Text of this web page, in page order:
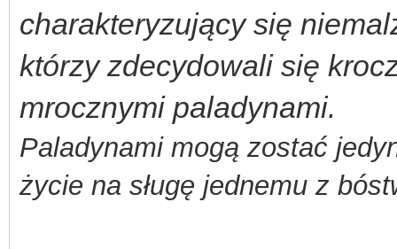
charakteryzujący się
którzy zdecydowali się
mrocznymi paladynami.
Paladynami mogą zostać
życie na sługę jednemu z